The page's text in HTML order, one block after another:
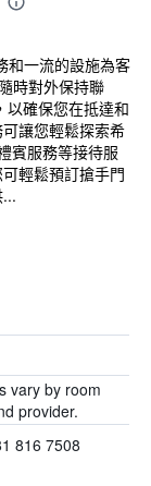
和一流的設施為客
時對外保持聯
以確保您在抵達和
讓您輕鬆探索希
賓服務等接待服
輕鬆預訂搶手門
vary by room
provider.
816 7508